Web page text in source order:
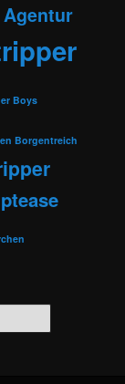
Boys
Borgentreich